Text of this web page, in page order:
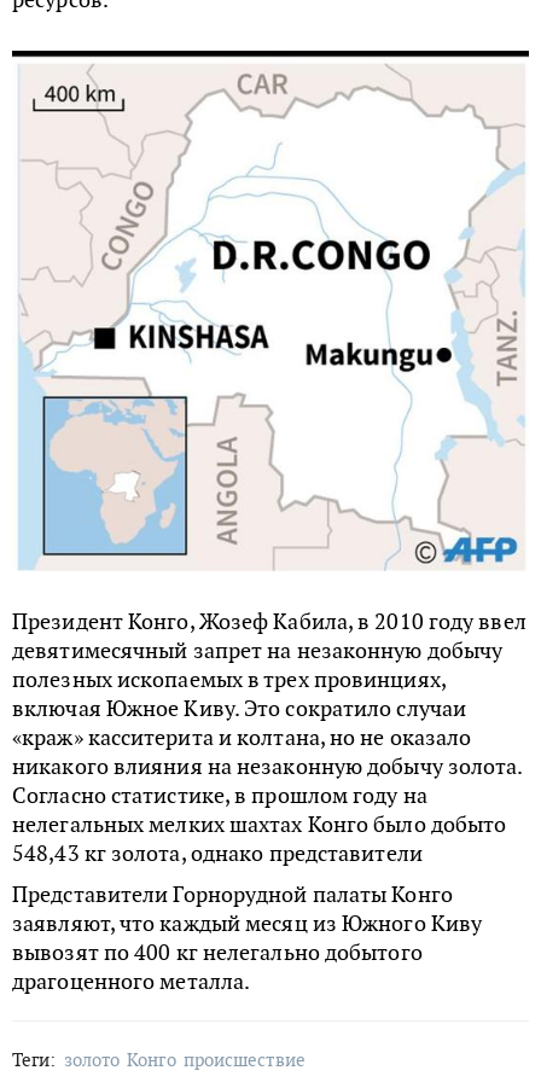
Президент Конго, Жозеф Кабила, в 2010 году ввел
девятимесячный запрет на незаконную добычу
полезных ископаемых в трех провинциях,
включая Южное Киву. Это сократило случаи
«краж» касситерита и колтана, но не оказало
никакого влияния на незаконную добычу золота.
Согласно статистике, в прошлом году на
нелегальных мелких шахтах Конго было добыто
548,43 кг золота, однако представители
Представители Горнорудной палаты Конго
заявляют, что каждый месяц из Южного Киву
вывозят по 400 кг нелегально добытого
драгоценного металла.
Теги: золото Конго происшествие